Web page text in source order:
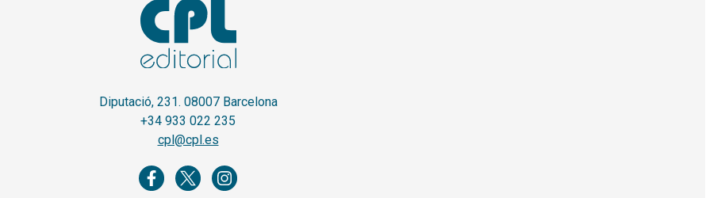
Diputació, 231. 08007 Barcelona
+34 933 022 235
cpl@cpl.es